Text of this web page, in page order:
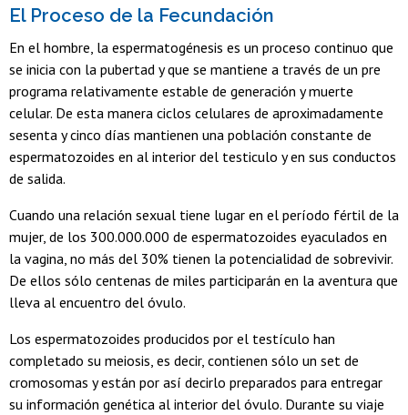
El Proceso de la Fecundación
En el hombre, la espermatogénesis es un proceso continuo que
se inicia con la pubertad y que se mantiene a través de un pre
programa relativamente estable de generación y muerte
celular. De esta manera ciclos celulares de aproximadamente
sesenta y cinco días mantienen una población constante de
espermatozoides en al interior del testiculo y en sus conductos
de salida.
Cuando una relación sexual tiene lugar en el período fértil de la
mujer, de los 300.000.000 de espermatozoides eyaculados en
la vagina, no más del 30% tienen la potencialidad de sobrevivir.
De ellos sólo centenas de miles participarán en la aventura que
lleva al encuentro del óvulo.
Los espermatozoides producidos por el testículo han
completado su meiosis, es decir, contienen sólo un set de
cromosomas y están por así decirlo preparados para entregar
su información genética al interior del óvulo. Durante su viaje